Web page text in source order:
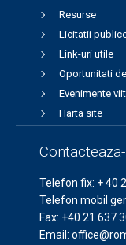
Resurse
Licitatii
Link-uri utile
Oportunitati
Evenimente
Harta site
Telefon fix: + 40
Telefon mobil
Fax: +40 21 637
Email: